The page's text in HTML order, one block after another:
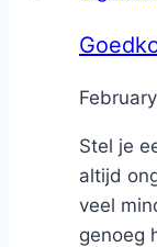
ByNicole
Stel je
altijd
veel
genoeg